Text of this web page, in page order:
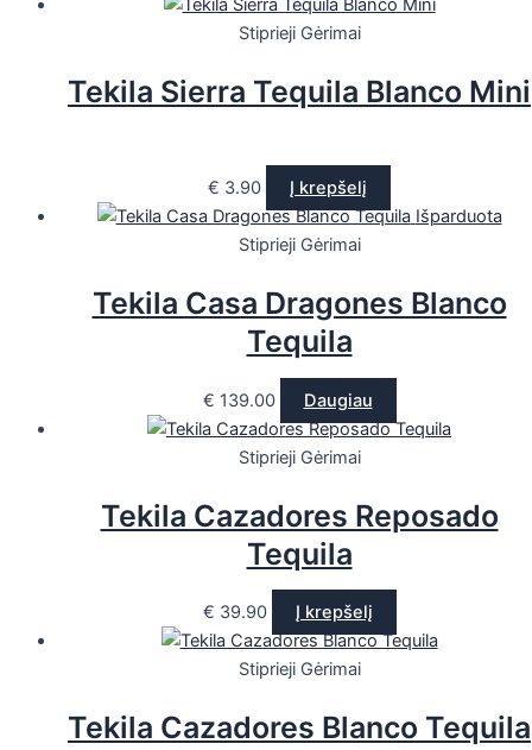
Stiprieji Gėrimai
Tekila Sierra Tequila Blanco Mini
€ 3.90
Į krepšelį
Išparduota
Stiprieji Gėrimai
Tekila Casa Dragones Blanco
Tequila
€ 139.00 Daugiau
Stiprieji Gėrimai
Tekila Cazadores Reposado
Tequila
€ 39.90 Į krepšelį
Stiprieji Gėrimai
Tekila Cazadores Blanco Tequila